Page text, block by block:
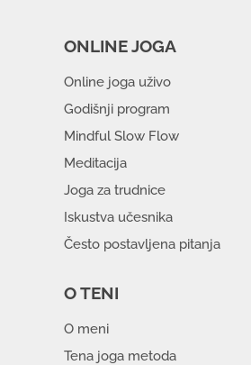
ONLINE JOGA
Online joga uživo
Godišnji program
Mindful Slow Flow
Meditacija
Joga za trudnice
Iskustva učesnika
Često postavljena pitanja
O TENI
O meni
Tena joga metoda